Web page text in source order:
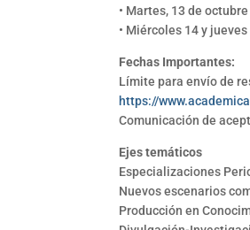
• Martes, 13 de
• Miércoles 14 y
Fechas Importantes:
Límite para envío de
https://
Comunicación de
Ejes temáticos
Especializaciones
Nuevos escenarios
Producción en